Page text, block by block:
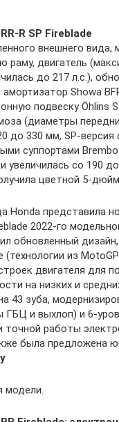
R SP Fireblade
внешнего вида,
раму, двигатель
до 217 л.с.),
Showa
подвеску Öhlins
(диаметры
до 330 мм, SP-версия
суппортами
увеличилась со 190
цветной 5-
Honda представила
2022-го
обновленный
(технологии из
двигателя для
на низких и
43 зуба,
ГБЦ и выхлоп) и 6-
точной работы
была предложена
модели.